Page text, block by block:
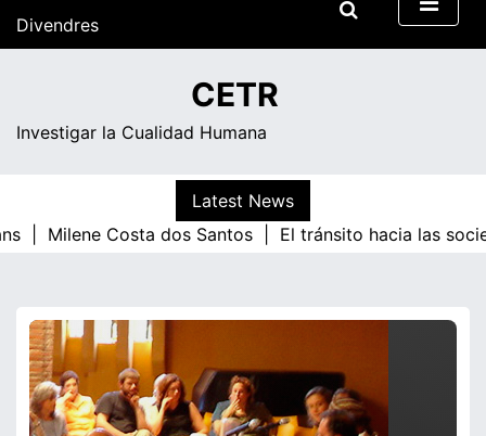
Divendres
CETR
Investigar la Cualidad Humana
Latest News
|
Milene Costa dos Santos | El tránsito hacia las